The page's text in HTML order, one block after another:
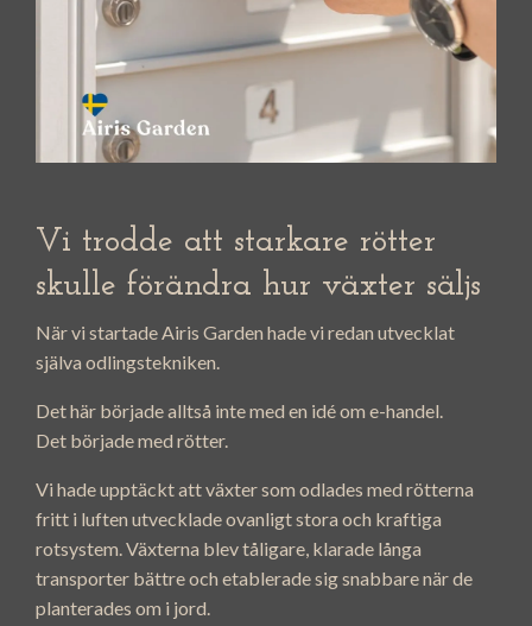
Vi trodde att starkare rötter
skulle förändra hur växter säljs
När vi startade Airis Garden hade vi redan utvecklat
själva odlingstekniken.
Det här började alltså inte med en idé om e-handel.
Det började med rötter.
Vi hade upptäckt att växter som odlades med rötterna
fritt i luften utvecklade ovanligt stora och kraftiga
rotsystem. Växterna blev tåligare, klarade långa
transporter bättre och etablerade sig snabbare när de
planterades om i jord.